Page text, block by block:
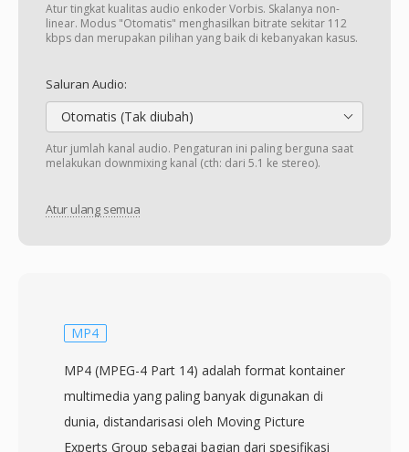
Atur tingkat kualitas audio enkoder Vorbis. Skalanya non-
linear. Modus "Otomatis" menghasilkan bitrate sekitar 112
kbps dan merupakan pilihan yang baik di kebanyakan kasus.
Saluran Audio:
Otomatis (Tak diubah)
Atur jumlah kanal audio. Pengaturan ini paling berguna saat
melakukan downmixing kanal (cth: dari 5.1 ke stereo).
Atur ulang semua
MP4
MP4 (MPEG-4 Part 14) adalah format kontainer
multimedia yang paling banyak digunakan di
dunia, distandarisasi oleh Moving Picture
Experts Group sebagai bagian dari spesifikasi